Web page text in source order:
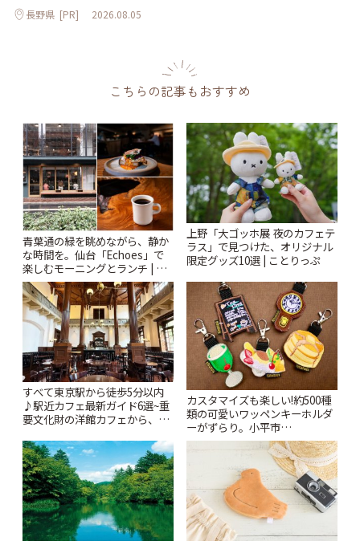
長野県 [PR] 2026.08.05
こちらの記事もおすすめ
青葉通の緑を眺めながら、静か
な時間を。仙台「Echoes」で
楽しむモーニングとランチ | こ
とりっぷ
上野「大ゴッホ展 夜のカフェテ
ラス」で見つけた、オリジナル
限定グッズ10選 | ことりっぷ
すべて東京駅から徒歩5分以内
♪駅近カフェ最新ガイド6選~重
要文化財の洋館カフェから、改
りっぷ
カスタマイズも楽しい!約500種
類の可愛いワッペンキーホルダ
ーがずらり。小平市
「Kimamaya T&K」 | ことりっ